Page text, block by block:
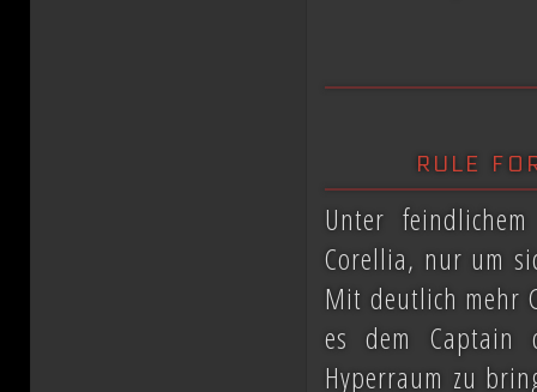
rule
Unter
Corellia, nur um
Mit deutlich mehr
es dem
Hyperraum zu